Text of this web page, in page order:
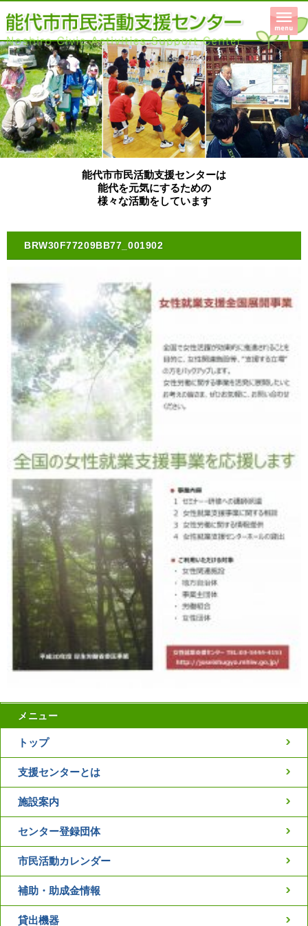
能代市市民活動支援センターは
能代を元気にするための
様々な活動をしています
BRW30F77209BB77_001902
メニュー
トップ
支援センターとは
施設案内
センター登録団体
市民活動カレンダー
補助・助成金情報
貸出機器